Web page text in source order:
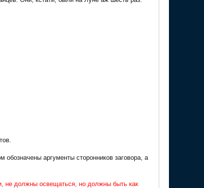
аргументы сторонников заговора, а
не должны освещаться, но должны быть как